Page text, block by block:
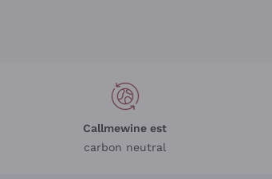
Callmewine est
carbon neutral